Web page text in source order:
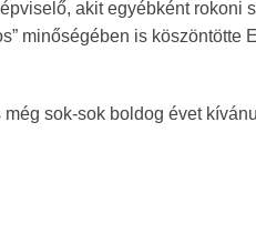
akit egyébként rokoni
minőségében is köszöntötte
sok-sok boldog évet